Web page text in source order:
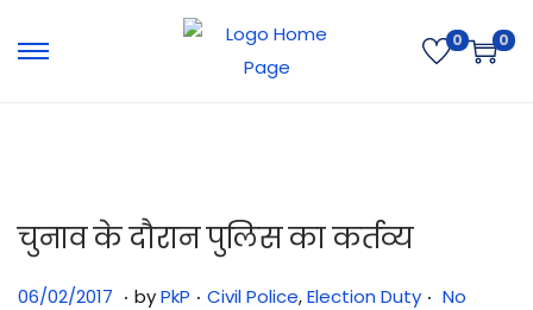
0 0
चुनाव के दौरान पुलिस का कर्तव्य
Posted on
06/02/2017 3. byPkP . Posted in
Civil Police,Election Duty . No